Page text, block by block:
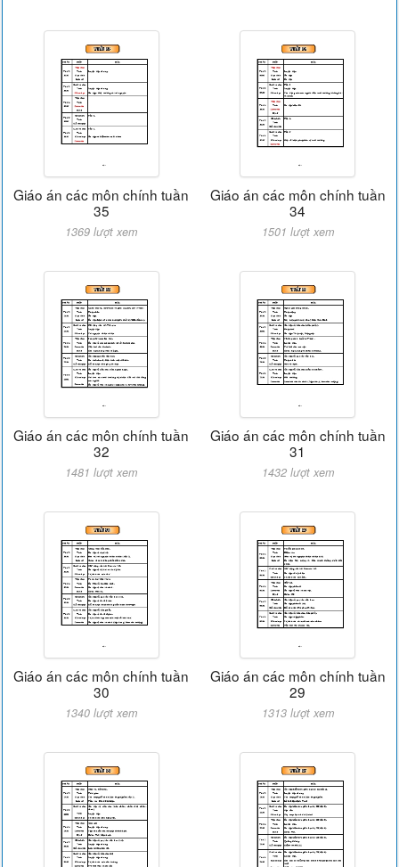
Giáo án các môn chính tuần
35
1369 lượt xem
Giáo án các môn chính tuần
34
1501 lượt xem
Giáo án các môn chính tuần
32
1481 lượt xem
Giáo án các môn chính tuần
31
1432 lượt xem
Giáo án các môn chính tuần
30
1340 lượt xem
Giáo án các môn chính tuần
29
1313 lượt xem